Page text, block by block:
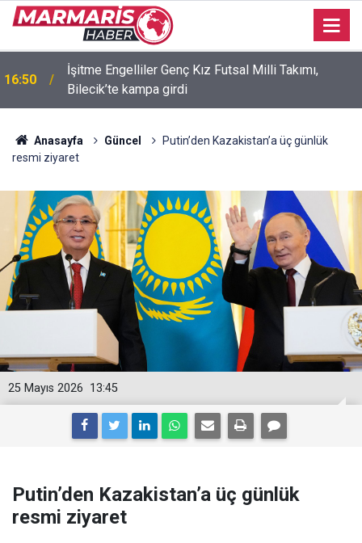
16:50
İşitme Engelliler Genç Kız Futsal Milli Takımı,
Bilecik’te kampa girdi
Anasayfa Güncel
Putin’den Kazakistan’a üç günlük
resmi ziyaret
13:45
25 Mayıs 2026
Putin’den Kazakistan’a üç günlük
resmi ziyaret